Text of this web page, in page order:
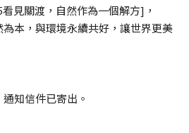
見關渡，自然作為一個解方]，
本，與環境永續共好，讓世界更美
知信件已寄出。